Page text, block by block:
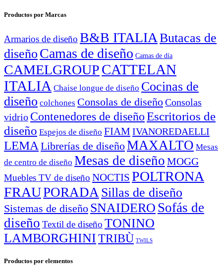
Productos por Marcas
Armarios de diseño B&B ITALIAButacas de
diseño Camas de diseño Camas de día
CAMELGROUPCATTELAN
ITALIA Chaise longue de diseño Cocinas de
diseño colchones Consolas de diseñoConsolas
vidrio Contenedores de diseñoEscritorios de
diseño Espejos de diseño FIAM IVANOREDAELLI
LEMA Librerías de diseñoMAXALTO Mesas
de centro de diseño Mesas de diseño MOGG
Muebles TV de diseño NOCTIS POLTRONA
FRAUPORADASillas de diseño
Sistemas de diseño SNAIDERO Sofás de
diseño Textil de diseño TONINO
LAMBORGHINITRIBÙ TWILS
Productos por elementos